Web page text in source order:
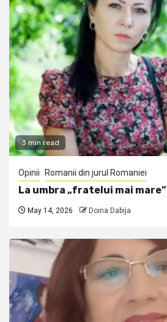
3 min read
Opinii Romanii din jurul Romaniei
La umbra „fratelui mai mare”
May 14, 2026 Doina Dabija